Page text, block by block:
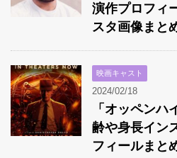
演作プロフィ
スタ画像まと
映画キャスト
2024/02/18
「オッペンハ
齢や身長イン
フィールまと